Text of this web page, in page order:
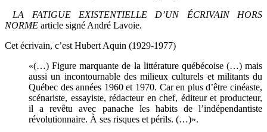
LA FATIGUE EXISTENTIELLE D’UN ÉCRIVAIN HORS
NORME article signé André Lavoie.
Cet écrivain, c’est Hubert Aquin (1929-1977)
«(…) Figure marquante de la littérature québécoise (…) mais
aussi un incontournable des milieux culturels et militants du
Québec des années 1960 et 1970. Car en plus d’être cinéaste,
scénariste, essayiste, rédacteur en chef, éditeur et producteur,
il a revêtu avec panache les habits de l’indépendantiste
révolutionnaire. À ses risques et périls. (…)».